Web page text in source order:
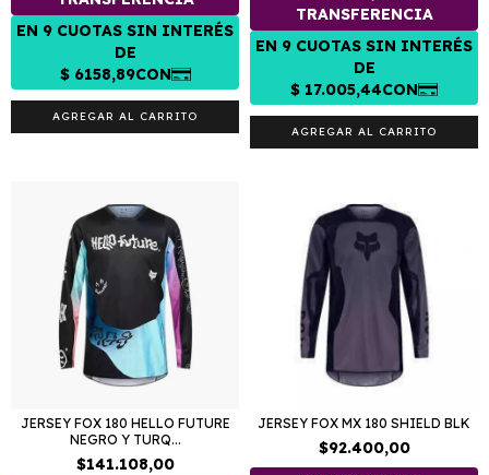
AGREGAR AL CARRITO
AGREGAR AL CARRITO
JERSEY FOX 180 HELLO FUTURE
NEGRO Y TURQ...
$141.108,00
JERSEY FOX MX 180 SHIELD BLK
$92.400,00